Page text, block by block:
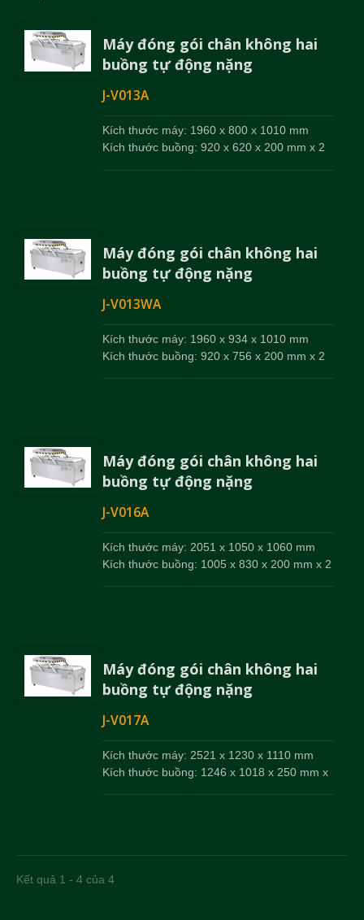
Máy đóng gói chân không hai
buồng tự động nặng
J-V013A
Kích thước máy: 1960 x 800 x 1010 mm
Kích thước buồng: 920 x 620 x 200 mm x 2
Máy đóng gói chân không hai
buồng tự động nặng
J-V013WA
Kích thước máy: 1960 x 934 x 1010 mm
Kích thước buồng: 920 x 756 x 200 mm x 2
Máy đóng gói chân không hai
buồng tự động nặng
J-V016A
Kích thước máy: 2051 x 1050 x 1060 mm
Kích thước buồng: 1005 x 830 x 200 mm x 2
Máy đóng gói chân không hai
buồng tự động nặng
J-V017A
Kích thước máy: 2521 x 1230 x 1110 mm
Kích thước buồng: 1246 x 1018 x 250 mm x
Kết quả 1 - 4 của 4